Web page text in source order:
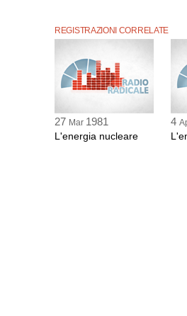
REGISTRAZIONI CORRELATE
27 Mar 1981
L'energia nucleare
4